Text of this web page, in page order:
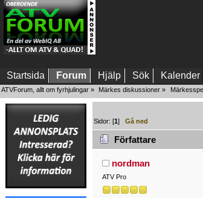
Startsida Forum Hjälp Sök Kalender
ATVForum, allt om fyrhjulingar » Märkes diskussioner »
Sidor: [1]Gå ned
Författare
nordman
ATV Pro